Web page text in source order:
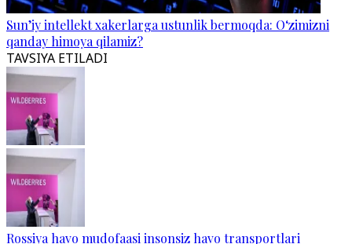
Sun’iy intellekt xakerlarga ustunlik bermoqda: O‘zimizni
qanday himoya qilamiz?
TAVSIYA ETILADI
Rossiya havo mudofaasi insonsiz havo transportlari